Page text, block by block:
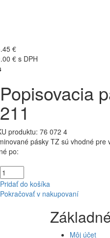
€
€ s DPH
Popisovacia
211
produktu: 76 072 4
pásky TZ sú vhodné pre
po:
Pridať do košíka
Pokračovať v nakupovaní
Môj účet